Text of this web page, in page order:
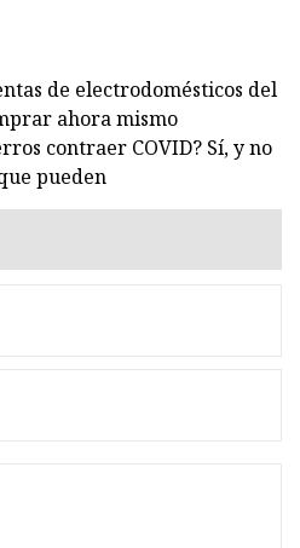
de electrodomésticos del
ahora mismo
contraer COVID? Sí, y no
pueden